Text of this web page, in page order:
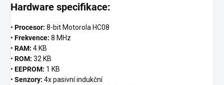
Hardware specifikace:
• Procesor: 8-bit Motorola HC08
• Frekvence: 8 MHz
• RAM: 4 KB
• ROM: 32 KB
• EEPROM: 1 KB
• Senzory: 4x pasivní indukční